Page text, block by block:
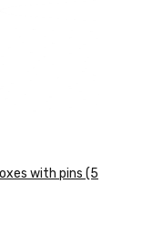
with pins (5